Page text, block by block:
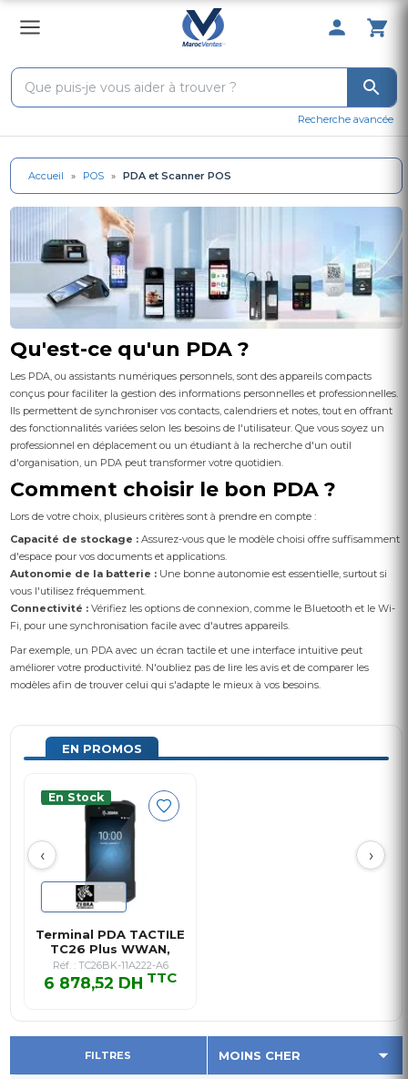
0 Produit
Recherche avancée
Accueil » POS » PDA et Scanner POS
Qu'est-ce qu'un PDA ?
Les PDA, ou assistants numériques personnels, sont des appareils compacts
conçus pour faciliter la gestion des informations personnelles et professionnelles.
Ils permettent de synchroniser vos contacts, calendriers et notes, tout en offrant
des fonctionnalités variées selon les besoins de l'utilisateur. Que vous soyez un
professionnel en déplacement ou un étudiant à la recherche d'un outil
d'organisation, un PDA peut transformer votre quotidien.
Comment choisir le bon PDA ?
Lors de votre choix, plusieurs critères sont à prendre en compte :
Capacité de stockage : Assurez-vous que le modèle choisi offre suffisamment
d'espace pour vos documents et applications.
Autonomie de la batterie : Une bonne autonomie est essentielle, surtout si
vous l'utilisez fréquemment.
Connectivité : Vérifiez les options de connexion, comme le Bluetooth et le Wi-
Fi, pour une synchronisation facile avec d'autres appareils.
Par exemple, un PDA avec un écran tactile et une interface intuitive peut
améliorer votre productivité. N'oubliez pas de lire les avis et de comparer les
modèles afin de trouver celui qui s'adapte le mieux à vos besoins.
EN PROMOS
‹ ›
En Stock
Terminal PDA TACTILE
TC26 Plus WWAN,
SE4710,…
Réf. : TC26BK-11A222-A6
6 878,52 DH TTC
6 878,52 DH TTC
FILTRES